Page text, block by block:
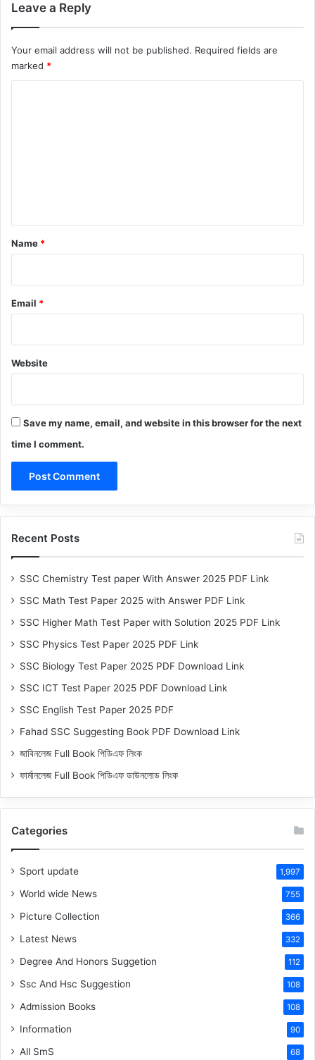
Leave a Reply
Your email address will not be published. Required fields are
marked *
*
Name *
Email *
Website
Save my name, email, and website in this browser for the next
time I comment.
Recent Posts
SSC Chemistry Test paper With Answer 2025 PDF Link
SSC Math Test Paper 2025 with Answer PDF Link
SSC Higher Math Test Paper with Solution 2025 PDF Link
SSC Physics Test Paper 2025 PDF Link
SSC Biology Test Paper 2025 PDF Download Link
SSC ICT Test Paper 2025 PDF Download Link
SSC English Test Paper 2025 PDF
Fahad SSC Suggesting Book PDF Download Link
জাবিনলেজ Full Book পিডিএফ লিংক
ফার্মানলেজ Full Book পিডিএফ ডাউনলোড লিংক
Categories
Sport update 1,997
World wide News 755
Picture Collection 366
Latest News 332
Degree And Honors Suggetion 112
Ssc And Hsc Suggestion 108
Admission Books 108
Information 90
All SmS 68